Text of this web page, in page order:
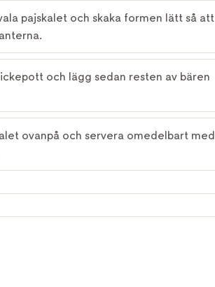
pajskalet och skaka formen lätt så att
och lägg sedan resten av bären
ovanpå och servera omedelbart med